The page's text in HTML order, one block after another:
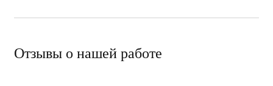
Отзывы о нашей работе